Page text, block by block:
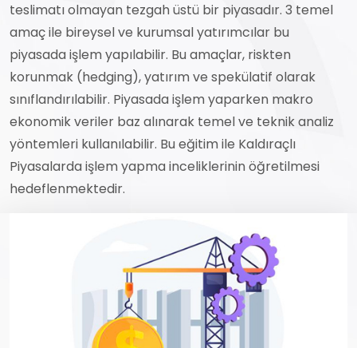
teslimatı olmayan tezgah üstü bir piyasadır. 3 temel
amaç ile bireysel ve kurumsal yatırımcılar bu
piyasada işlem yapılabilir. Bu amaçlar, riskten
korunmak (hedging), yatırım ve spekülatif olarak
sınıflandırılabilir. Piyasada işlem yaparken makro
ekonomik veriler baz alınarak temel ve teknik analiz
yöntemleri kullanılabilir. Bu eğitim ile Kaldıraçlı
Piyasalarda işlem yapma inceliklerinin öğretilmesi
hedeflenmektedir.